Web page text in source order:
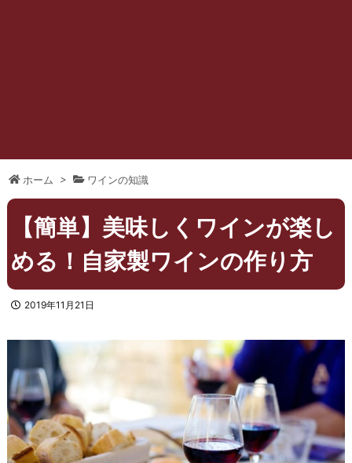
ホーム > ワインの知識
【簡単】美味しくワインが楽し
める！自家製ワインの作り方
2019年11月21日